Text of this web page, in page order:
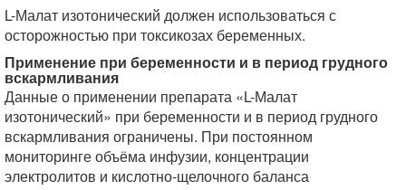
L-Малат изотонический должен использоваться с
осторожностью при токсикозах беременных.
Применение при беременности и в период грудного
вскармливания
Данные о применении препарата «L-Малат
изотонический» при беременности и в период грудного
вскармливания ограничены. При постоянном
мониторинге объёма инфузии, концентрации
электролитов и кислотно-щелочного баланса